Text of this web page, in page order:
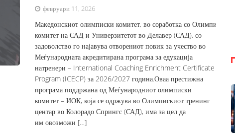
февруари 11, 2026
Македонскиот олимписки комитет, во соработка со Олимпискиот
комитет на САД и Универзитетот во Делавер (САД), со
задоволство го најавува отворениот повик за учество во
Меѓународната акредитирана програма за едукација
натренери – International Coaching Enrichment Certificate
Program (ICECP) за 2026/2027 година.Оваа престижна
програма поддржана од Меѓународниот олимписки
комитет – ИОК, која се одржува во Олимпискиот тренинг
центар во Колорадо Спрингс (САД), има за цел да
им овозможи […]